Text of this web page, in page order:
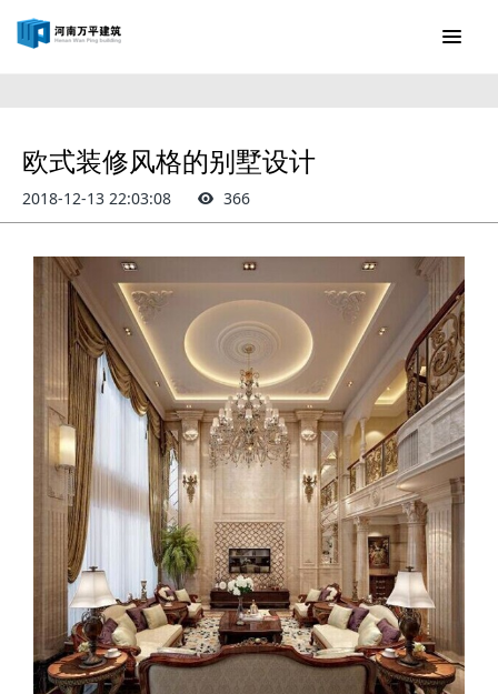
欧式装修风格的别墅设计
2018-12-13 22:03:08 366